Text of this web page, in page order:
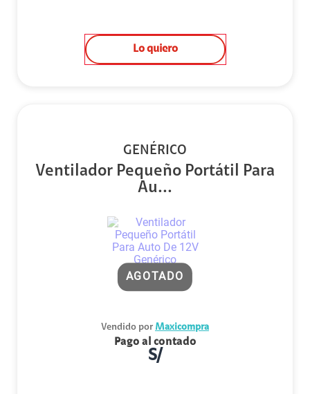
Lo quiero
GENÉRICO
Ventilador Pequeño Portátil Para
Au...
AGOTADO
Vendido por Maxicompra
Pago al contado
S/